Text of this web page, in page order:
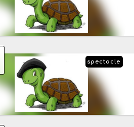
spectacle